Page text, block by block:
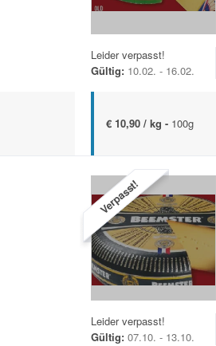
Leider verpasst!
Gültig: 10.02. - 16.02.
€ 10,90 / kg - 100g
Verpasst!
Leider verpasst!
Gültig: 07.10. - 13.10.